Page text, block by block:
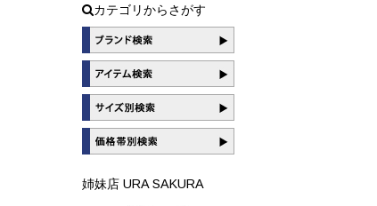
カテゴリからさがす
姉妹店 URA SAKURA